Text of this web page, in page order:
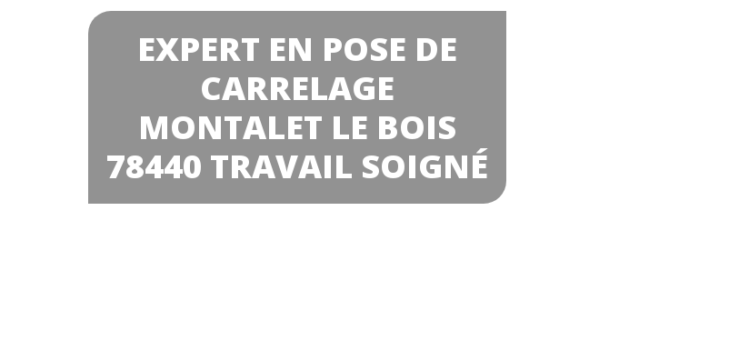
EXPERT EN POSE DE
CARRELAGE
MONTALET LE BOIS
78440 TRAVAIL SOIGNÉ